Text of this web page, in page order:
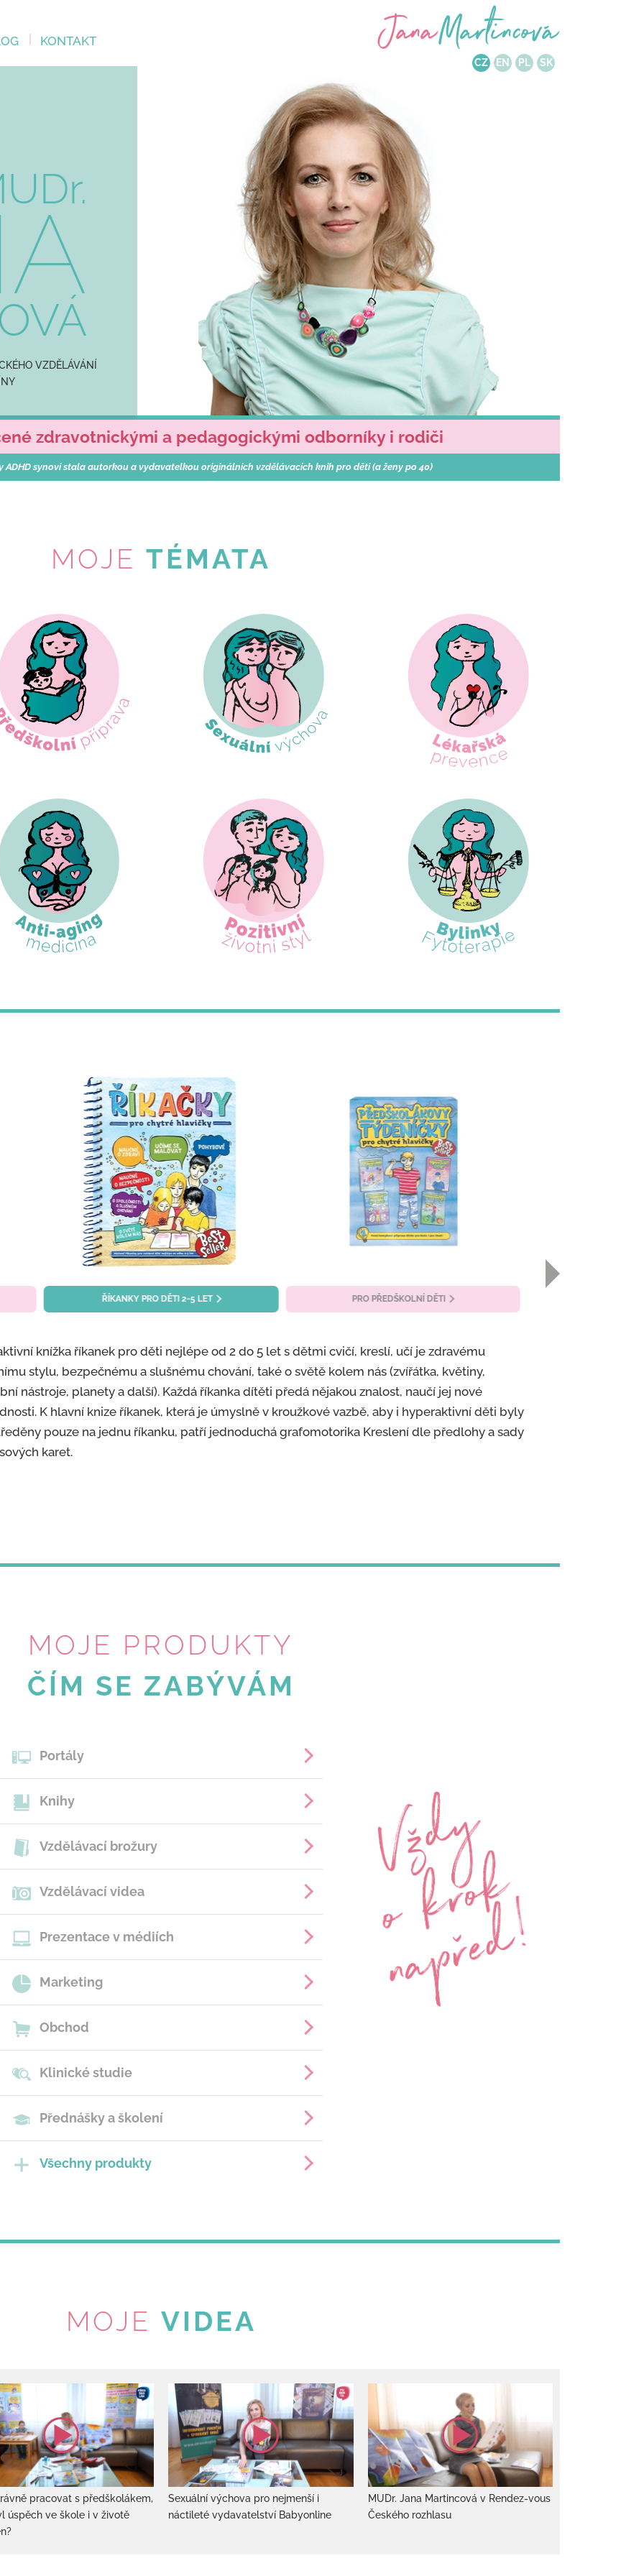
KONTAKT
CZ EN PL SK
VZDĚLÁVÁNÍ
zdravotnickými a pedagogickými odborníky i rodiči
ADHD synovi stala autorkou a vydavatelkou originálních vzdělávacích knih pro děti (a ženy po 40)
MOJE TÉMATA
ŘÍKANKY PRO DĚTI 2-5 LET PRO PŘEDŠKOLNÍ DĚTI
knížka říkanek pro děti nejlépe od 2 do 5 let s dětmi cvičí, kreslí, učí je zdravému
stylu, bezpečnému a slušnému chování, také o světě kolem nás (zvířátka, květiny,
nástroje, planety a další). Každá říkanka dítěti předá nějakou znalost, naučí jej nové
K hlavní knize říkanek, která je úmyslně v kroužkové vazbě, aby i hyperaktivní děti byly
pouze na jednu říkanku, patří jednoduchá grafomotorika Kreslení dle předlohy a sady
karet.
MOJE PRODUKTY
ČÍM SE ZABÝVÁM
Portály
Knihy
Vzdělávací brožury
Vzdělávací videa
Prezentace v médiích
Marketing
Obchod
Klinické studie
Přednášky a školení
Všechny produkty
MOJE VIDEA
pracovat s předškolákem,
úspěch ve škole i v životě
Sexuální výchova pro nejmenší i
náctileté vydavatelství Babyonline
MUDr. Jana Martincová v Rendez-vous
Českého rozhlasu